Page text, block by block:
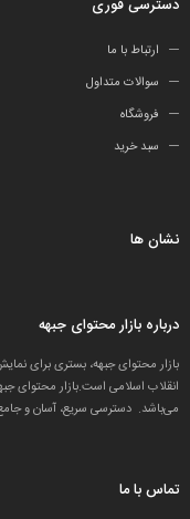
دسترسی فوری
ارتباط با ما
سوالات متداول
فروشگاه
سبد خرید
نشان ها
درباره بازار محتوای جبهه
بازار محتوای جبهه، بستری برای
انقلاب اسلامی است.بازار محتوای
می‌باشد. دسترسی سریع، آسان و
تماس با ما